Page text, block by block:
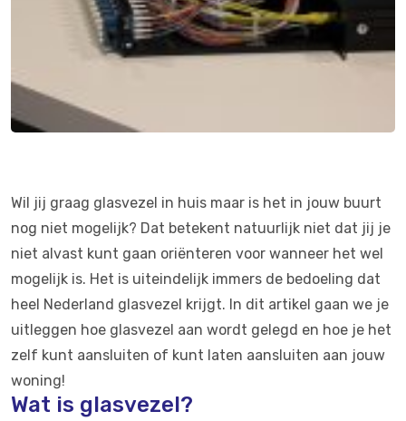
Wil jij graag glasvezel in huis maar is het in jouw buurt
nog niet mogelijk? Dat betekent natuurlijk niet dat jij je
niet alvast kunt gaan oriënteren voor wanneer het wel
mogelijk is. Het is uiteindelijk immers de bedoeling dat
heel Nederland glasvezel krijgt. In dit artikel gaan we je
uitleggen hoe glasvezel aan wordt gelegd en hoe je het
zelf kunt aansluiten of kunt laten aansluiten aan jouw
woning!
Wat is glasvezel?